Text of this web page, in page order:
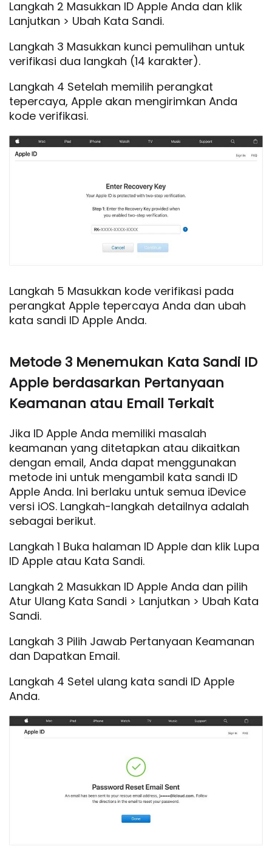
Langkah 2 Masukkan ID Apple Anda dan klik
Lanjutkan > Ubah Kata Sandi.
Langkah 3 Masukkan kunci pemulihan untuk
verifikasi dua langkah (14 karakter).
Langkah 4 Setelah memilih perangkat
tepercaya, Apple akan mengirimkan Anda
kode verifikasi.
Langkah 5 Masukkan kode verifikasi pada
perangkat Apple tepercaya Anda dan ubah
kata sandi ID Apple Anda.
Metode 3 Menemukan Kata Sandi ID
Apple berdasarkan Pertanyaan
Keamanan atau Email Terkait
Jika ID Apple Anda memiliki masalah
keamanan yang ditetapkan atau dikaitkan
dengan email, Anda dapat menggunakan
metode ini untuk mengambil kata sandi ID
Apple Anda. Ini berlaku untuk semua iDevice
versi iOS. Langkah-langkah detailnya adalah
sebagai berikut.
Langkah 1 Buka halaman ID Apple dan klik Lupa
ID Apple atau Kata Sandi.
Langkah 2 Masukkan ID Apple Anda dan pilih
Atur Ulang Kata Sandi > Lanjutkan > Ubah Kata
Sandi.
Langkah 3 Pilih Jawab Pertanyaan Keamanan
dan Dapatkan Email.
Langkah 4 Setel ulang kata sandi ID Apple
Anda.